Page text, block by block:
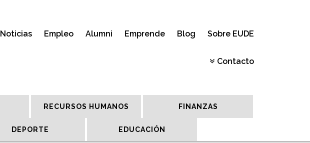
Noticias Empleo Alumni Emprende Blog Sobre EUDE
Contacto
RECURSOS HUMANOS FINANZAS
DEPORTE EDUCACIÓN